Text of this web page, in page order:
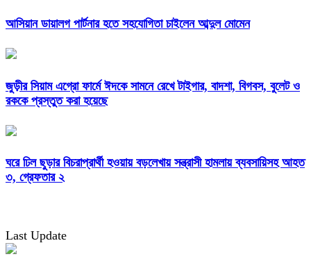
আসিয়ান ডায়ালগ পার্টনার হতে সহযোগিতা চাইলেন আব্দুল মোমেন
জুড়ীর সিয়াম এগ্রো ফার্মে ঈদকে সামনে রেখে টাইগার, বাদশা, বিগবস, বুলেট ও
রককে প্রস্তুত করা হয়েছে
ঘরে ঢিল ছুড়ার বিচরাপ্রার্থী হওয়ায় বড়লেখায় সন্ত্রাসী হামলায় ব্যবসায়িসহ আহত
৩, গ্রেফতার ২
Last Update